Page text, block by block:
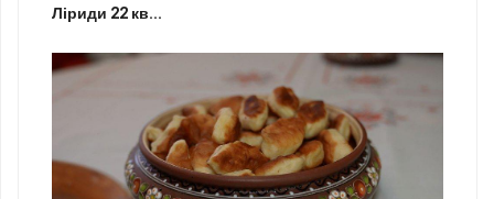
Ліриди 22 кв...